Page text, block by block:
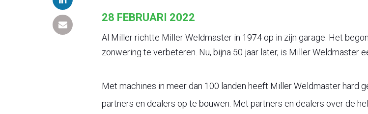
28 FEBRUARI 2022
Al Miller richtte Miller Weldmaster in 1974 op in zijn garage. Het
zonwering te verbeteren. Nu, bijna 50 jaar later, is Miller Weldmaster
Met machines in meer dan 100 landen heeft Miller Weldmaster hard
partners en dealers op te bouwen. Met partners en dealers over de